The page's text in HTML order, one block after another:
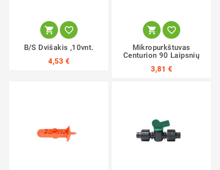
 
B/S Dvišakis ,10vnt.
4,53 €
 
Mikropurkštuvas
Centurion 90 Laipsnių
3,81 €